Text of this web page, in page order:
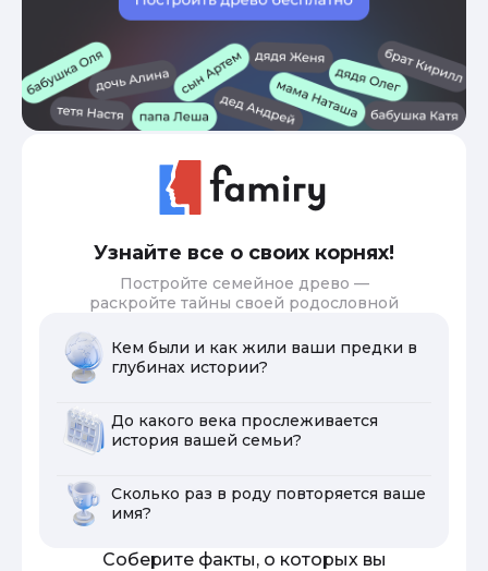
Узнайте все о своих корнях!
Постройте семейное древо —
раскройте тайны своей родословной
Кем были и как жили ваши предки в
глубинах истории?
До какого века прослеживается
история вашей семьи?
Сколько раз в роду повторяется ваше
имя?
Соберите факты, о которых вы